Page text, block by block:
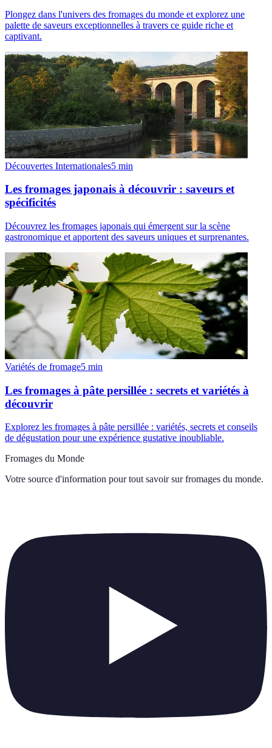
Plongez dans l'univers des fromages du monde et explorez une
palette de saveurs exceptionnelles à travers ce guide riche et
captivant.
Découvertes Internationales5 min
Les fromages japonais à découvrir : saveurs et
spécificités
Découvrez les fromages japonais qui émergent sur la scène
gastronomique et apportent des saveurs uniques et surprenantes.
Variétés de fromage5 min
Les fromages à pâte persillée : secrets et variétés à
découvrir
Explorez les fromages à pâte persillée : variétés, secrets et conseils
de dégustation pour une expérience gustative inoubliable.
Fromages du Monde
Votre source d'information pour tout savoir sur fromages du monde.